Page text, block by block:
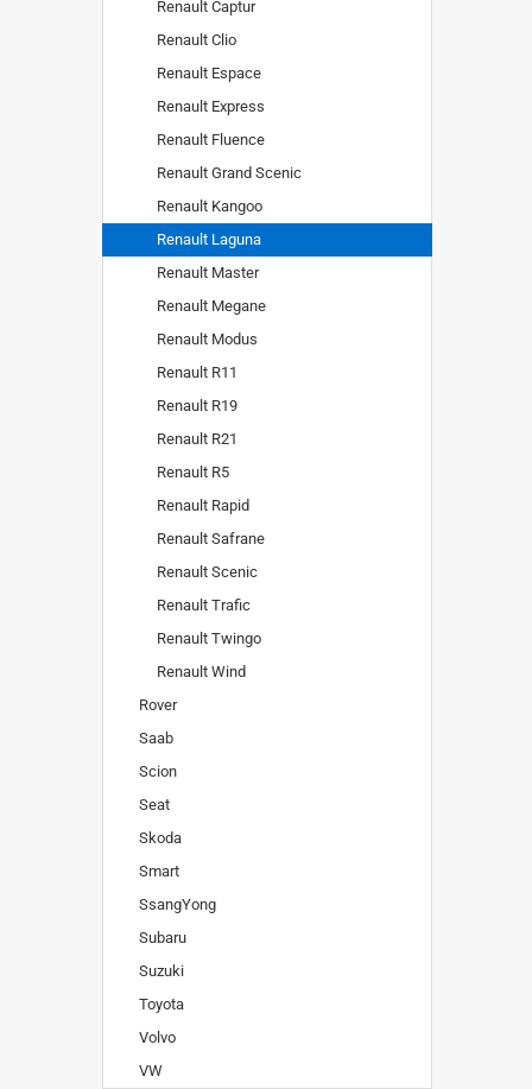
Renault Captur
Renault Clio
Renault Espace
Renault Express
Renault Fluence
Renault Grand Scenic
Renault Kangoo
Renault Laguna
Renault Master
Renault Megane
Renault Modus
Renault R11
Renault R19
Renault R21
Renault R5
Renault Rapid
Renault Safrane
Renault Scenic
Renault Trafic
Renault Twingo
Renault Wind
Rover
Saab
Scion
Seat
Skoda
Smart
SsangYong
Subaru
Suzuki
Toyota
Volvo
VW